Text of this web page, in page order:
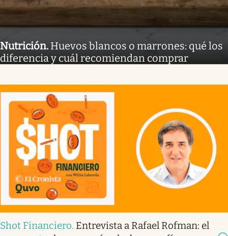
Nutrición. Huevos blancos o marrones: qué los
diferencia y cuál recomiendan comprar
Shot Financiero. Entrevista a Rafael Rofman: el